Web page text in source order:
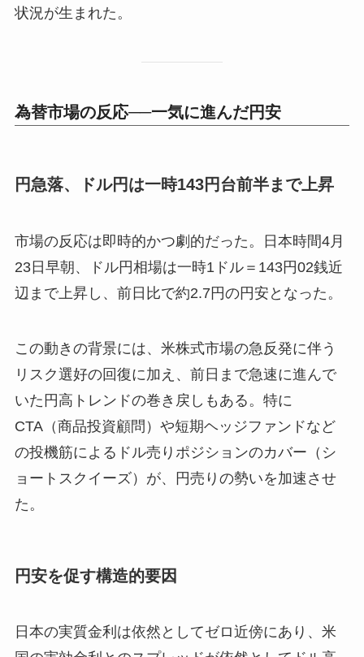
状況が生まれた。
為替市場の反応──一気に進んだ円安
円急落、ドル円は一時143円台前半まで上昇
市場の反応は即時的かつ劇的だった。日本時間4月
23日早朝、ドル円相場は一時1ドル＝143円02銭近
辺まで上昇し、前日比で約2.7円の円安となった。
この動きの背景には、米株式市場の急反発に伴う
リスク選好の回復に加え、前日まで急速に進んで
いた円高トレンドの巻き戻しもある。特に
CTA（商品投資顧問）や短期ヘッジファンドなど
の投機筋によるドル売りポジションのカバー（シ
ョートスクイーズ）が、円売りの勢いを加速させ
た。
円安を促す構造的要因
日本の実質金利は依然としてゼロ近傍にあり、米